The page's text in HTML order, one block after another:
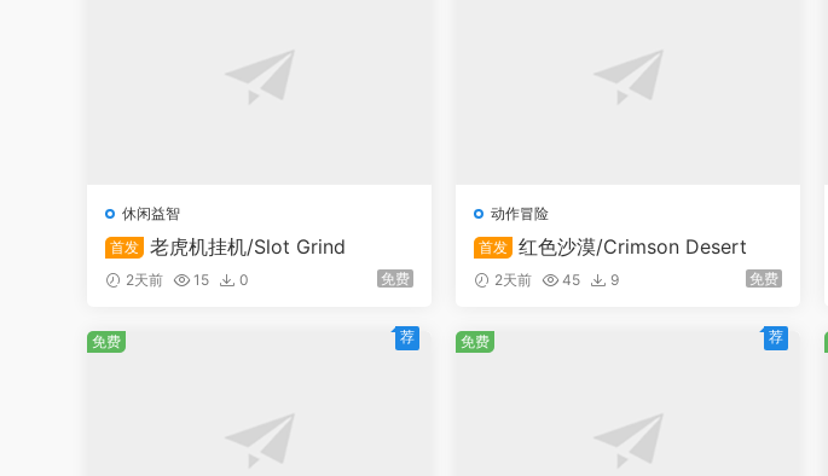
休闲益智
首发 老虎机挂机/Slot Grind
2天前 15 0 免费
动作冒险
首发 红色沙漠/Crimson Desert
2天前 45 9 免费
免费 荐 免费 荐